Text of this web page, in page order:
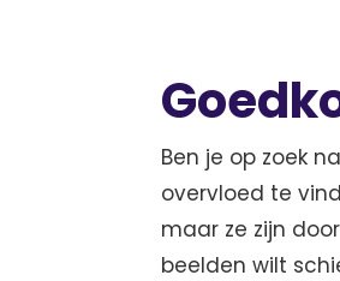
Ben je op zoek
overvloed te
maar ze zijn
beelden wilt